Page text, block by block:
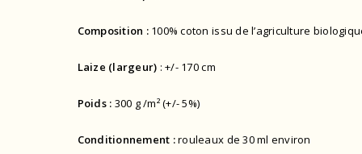
Composition :100% coton issu de l’agriculture
Laize (largeur) : +/- 170 cm
Poids : 300 g /m² (+/- 5%)
Conditionnement :rouleaux de 30 ml environ